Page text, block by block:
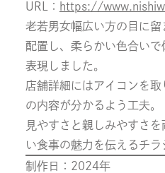
URL： https://
老若男女幅広い方の目に留
配置し、柔らかい色合い
表現しました。
店舗詳細にはアイコンを
の内容が分かるよう工夫。
見やすさと親しみやすさ
い食事の魅力を伝えるチラ
制作日：2024年